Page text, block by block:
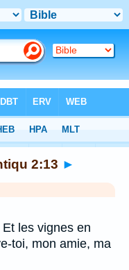
2:13 ►
les vignes en
toi, mon amie, ma